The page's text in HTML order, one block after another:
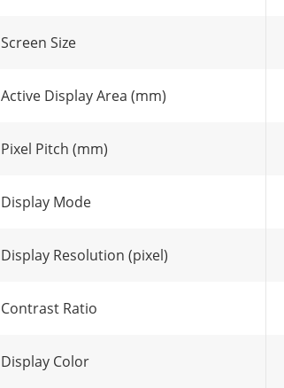
Screen Size
Active Display Area (mm)
Pixel Pitch (mm)
Display Mode
Display Resolution (pixel)
Contrast Ratio
Display Color